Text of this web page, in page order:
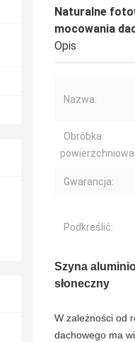
Naturalne
mocowania
Opis
Nazwa:
Obróbka
powierzchniowa:
Gwarancja:
Podkreślić:
Szyna
słoneczny
W zależności od
dachowego ma